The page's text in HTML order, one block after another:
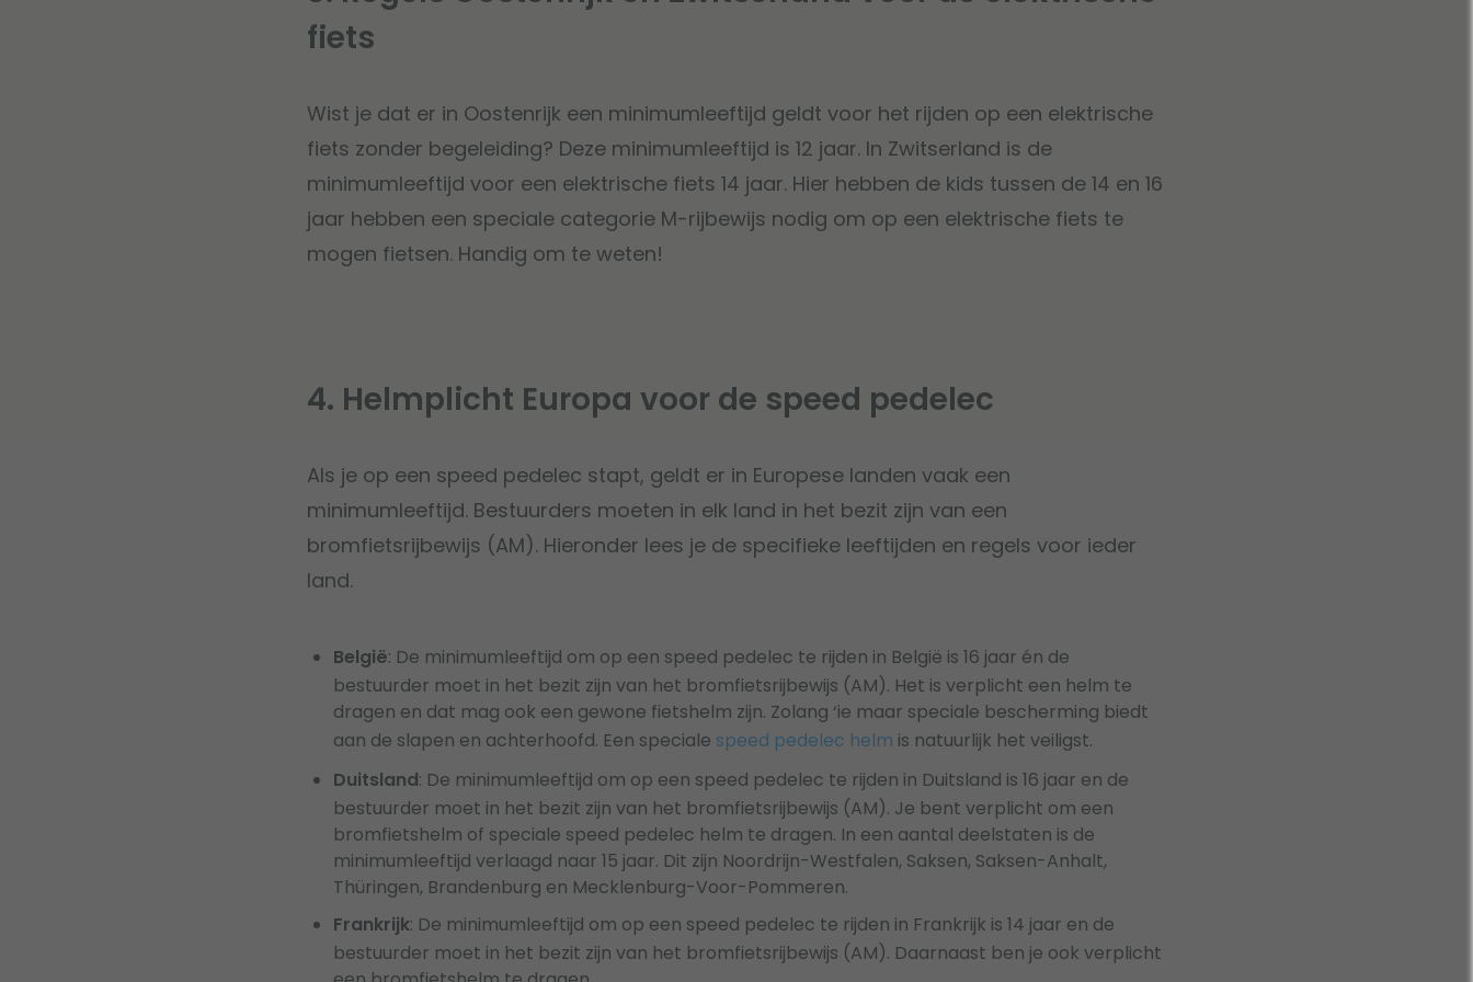
fiets
Wist je dat er in Oostenrijk een minimumleeftijd geldt voor het rijden op een elektrische
fiets zonder begeleiding? Deze minimumleeftijd is 12 jaar. In Zwitserland is de
minimumleeftijd voor een elektrische fiets 14 jaar. Hier hebben de kids tussen de 14 en 16
jaar hebben een speciale categorie M-rijbewijs nodig om op een elektrische fiets te
mogen fietsen. Handig om te weten!
4. Helmplicht Europa voor de speed pedelec
Als je op een speed pedelec stapt, geldt er in Europese landen vaak een
minimumleeftijd. Bestuurders moeten in elk land in het bezit zijn van een
bromfietsrijbewijs (AM). Hieronder lees je de specifieke leeftijden en regels voor ieder
land.
België: De minimumleeftijd om op een speed pedelec te rijden in België is 16 jaar én de
bestuurder moet in het bezit zijn van het bromfietsrijbewijs (AM). Het is verplicht een helm te
dragen en dat mag ook een gewone fietshelm zijn. Zolang ‘ie maar speciale bescherming biedt
aan de slapen en achterhoofd. Een speciale speed pedelec helm is natuurlijk het veiligst.
Duitsland: De minimumleeftijd om op een speed pedelec te rijden in Duitsland is 16 jaar en de
bestuurder moet in het bezit zijn van het bromfietsrijbewijs (AM). Je bent verplicht om een
bromfietshelm of speciale speed pedelec helm te dragen. In een aantal deelstaten is de
minimumleeftijd verlaagd naar 15 jaar. Dit zijn Noordrijn-Westfalen, Saksen, Saksen-Anhalt,
Thüringen, Brandenburg en Mecklenburg-Voor-Pommeren.
Frankrijk: De minimumleeftijd om op een speed pedelec te rijden in Frankrijk is 14 jaar en de
bestuurder moet in het bezit zijn van het bromfietsrijbewijs (AM). Daarnaast ben je ook verplicht